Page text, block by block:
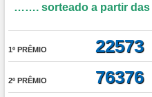
……. sorteado a partir das
1º PRÊMIO 22573
2º PRÊMIO 76376